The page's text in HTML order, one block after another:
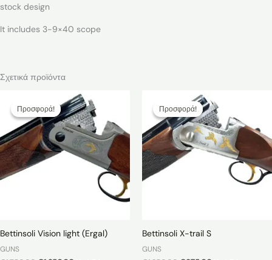
stock design
It includes 3-9×40 scope
Σχετικά προϊόντα
Προσφορά!
Προσφορά!
Bettinsoli Vision light (Ergal)
GUNS
Προσφορά!
Προσφορά!
Bettinsoli X-trail S
GUNS